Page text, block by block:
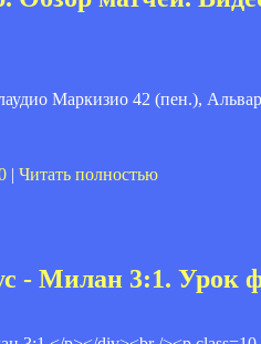
Маркизио 42 (пен.),
| Читать полностью
- Милан 3:1. Урок